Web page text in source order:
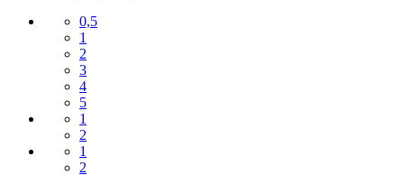
0,5
1
2
3
4
5
1
2
1
2